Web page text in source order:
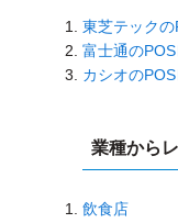
東芝テックの
富士通の
カシオの
業種から
飲食店